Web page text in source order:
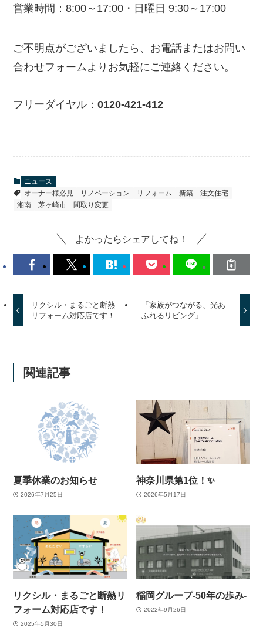
営業時間：8:00～17:00・日曜日 9:30～17:00
ご不明点がございましたら、お電話またはお問い
合わせフォームよりお気軽にご連絡ください。
フリーダイヤル：0120-421-412
ニュース
オーナー様必見
リノベーション リフォーム 新築
注文住宅
湘南
茅ヶ崎市 間取り変更
よかったらシェアしてね！
リクシル・まるごと断熱
リフォーム対応店です！
「家族がつながる、光あ
ふれるリビング」
関連記事
夏季休業のお知らせ
2026年7月25日
神奈川県第1位！✨
2026年5月17日
リクシル・まるごと断熱リ
フォーム対応店です！
2025年5月30日
稲岡グループ-50年の歩み-
2022年9月26日